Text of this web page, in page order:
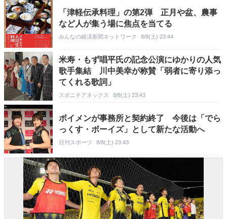
「津軽伝承料理」の第2弾 正月や盆、農事
など人が集う場に焦点を当てる
みんなの経済新聞ネットワーク 8/8(土) 23:44
米寿・もず唱平氏の記念公演にゆかりの人気
歌手集結 川中美幸が称賛「弱者に寄り添っ
てくれる歌詞」
スポニチアネックス 8/8(土) 23:43
ボイメンが事務所と契約終了 今後は「でら
っくす・ボーイズ」として新たな活動へ
日刊スポーツ 8/8(土) 23:43